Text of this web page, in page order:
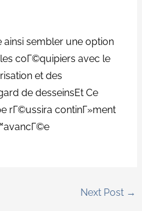
sembler une option
coГ©quipiers avec le
et des
de desseinsEt Ce
rГ©ussira continГ»ment
Next Post →